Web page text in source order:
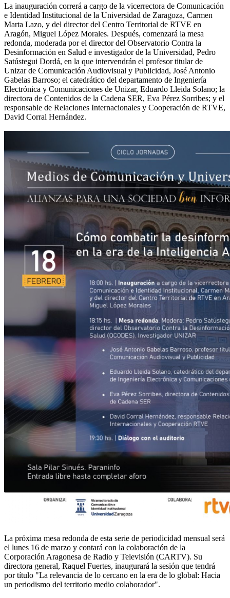
La inauguración correrá a cargo de la vicerrectora de Comunicación
e Identidad Institucional de la Universidad de Zaragoza, Carmen
Marta Lazo, y del director del Centro Territorial de RTVE en
Aragón, Miguel López Morales. Después, comenzará la mesa
redonda, moderada por el director del Observatorio Contra la
Desinformación en Salud e investigador de la Universidad, Pedro
Satústegui Dordá, en la que intervendrán el profesor titular de
Unizar de Comunicación Audiovisual y Publicidad, José Antonio
Gabelas Barroso; el catedrático del departamento de Ingeniería
Electrónica y Comunicaciones de Unizar, Eduardo Lleida Solano; la
directora de Contenidos de la Cadena SER, Eva Pérez Sorribes; y el
responsable de Relaciones Internacionales y Cooperación de RTVE,
David Corral Hernández.
La próxima mesa redonda de esta serie de periodicidad mensual será
el lunes 16 de marzo y contará con la colaboración de la
Corporación Aragonesa de Radio y Televisión (CARTV). Su
directora general, Raquel Fuertes, inaugurará la sesión que tendrá
por título "La relevancia de lo cercano en la era de lo global: Hacia
un periodismo del territorio medio colaborador".